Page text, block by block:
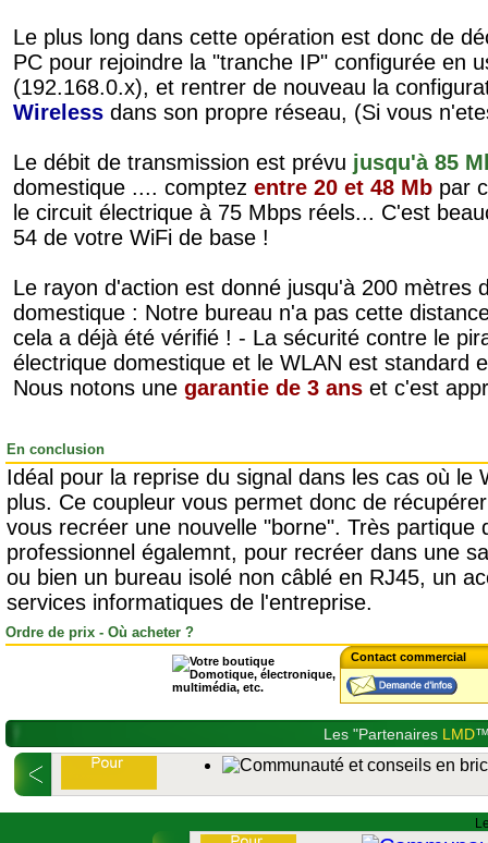
Le plus long dans cette opération est donc de
PC pour rejoindre la "tranche IP" configurée en
(192.168.0.x), et rentrer de nouveau la
Wireless dans son propre réseau, (Si vous
Le débit de transmission est prévu jusqu'à 85
domestique .... comptez entre 20 et 48 Mb par
le circuit électrique à 75 Mbps réels... C'est
54 de votre WiFi de base !
Le rayon d'action est donné jusqu'à 200 mètres
domestique : Notre bureau n'a pas cette
cela a déjà été vérifié ! - La sécurité contre le
électrique domestique et le WLAN est standard
Nous notons une garantie de 3 ans et c'est
En conclusion
Idéal pour la reprise du signal dans les cas où le
plus. Ce coupleur vous permet donc de
vous recréer une nouvelle "borne". Très partique
professionnel égalemnt, pour recréer dans une
ou bien un bureau isolé non câblé en RJ45, un
services informatiques de l'entreprise.
Ordre de prix - Où acheter ?
Contact commercial
Les "Partenaires LMD